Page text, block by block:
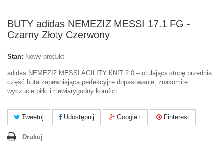
BUTY adidas NEMEZIZ MESSI 17.1 FG -
Czarny Złoty Czerwony
Stan: Nowy produkt
adidas NEMEZIZ MESSI AGILITY KNIT 2.0 – otulająca stopę przednia
część buta zapewniająca perfekcyjne dopasowanie, znakomite
wyczucie piłki i niewiarygodny komfort
Tweetuj Udostępnij Google+ Pinterest
Drukuj